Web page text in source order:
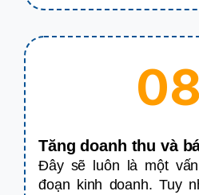
08
Tăng doanh thu và
Đây sẽ luôn là một
đoạn kinh doanh. Tuy